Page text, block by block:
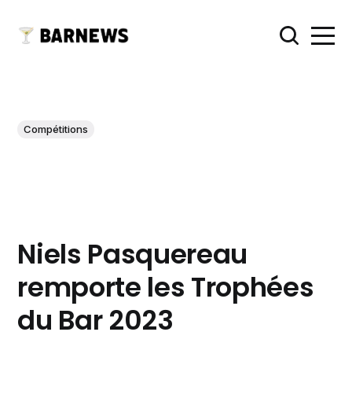
Compétitions
Niels Pasquereau
remporte les Trophées
du Bar 2023